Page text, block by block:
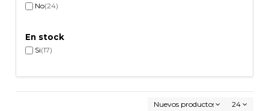
No(24)
En stock
Si(17)
Nuevos productos primero
24